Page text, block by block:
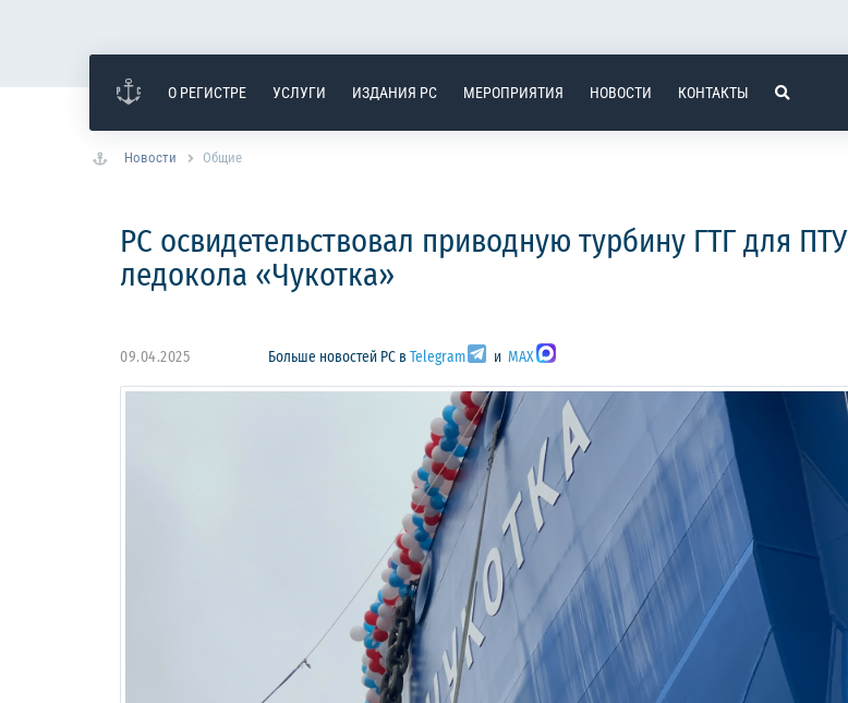
О РЕГИСТРЕ УСЛУГИ ИЗДАНИЯ РС МЕРОПРИЯТИЯ НОВОСТИ КОНТАКТЫ
Новости Общие
РС освидетельствовал приводную турбину ГТГ для ПТУ
ледокола «Чукотка»
09.04.2025 Больше новостей РС вTelegram иMAX